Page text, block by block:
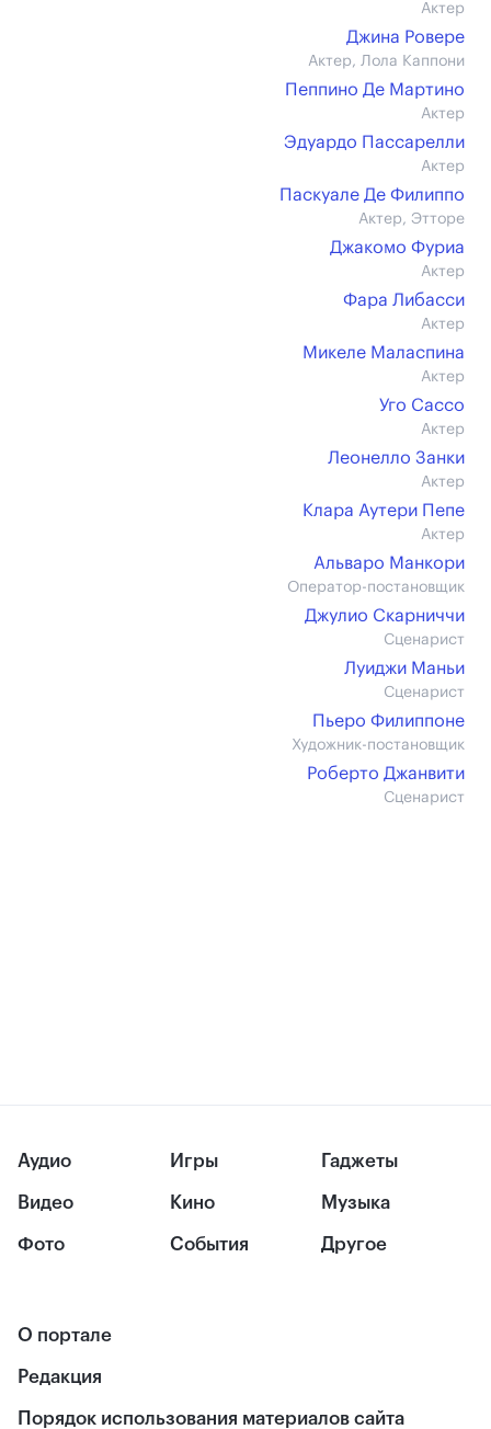
Актер
Джина Ровере
Актер, Лола Каппони
Пеппино Де Мартино
Актер
Эдуардо Пассарелли
Актер
Паскуале Де Филиппо
Актер, Этторе
Джакомо Фуриа
Актер
Фара Либасси
Актер
Микеле Маласпина
Актер
Уго Сассо
Актер
Леонелло Занки
Актер
Клара Аутери Пепе
Актер
Альваро Манкори
Оператор-постановщик
Джулио Скарниччи
Сценарист
Луиджи Маньи
Сценарист
Пьеро Филиппоне
Художник-постановщик
Роберто Джанвити
Сценарист
Аудио
Видео
Фото
Игры
Кино
События
Гаджеты
Музыка
Другое
О портале
Редакция
Порядок использования материалов сайта